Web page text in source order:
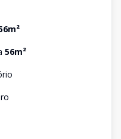
m²
56m²